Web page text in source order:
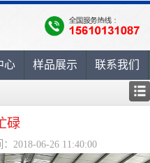
心 样品展示 联系我们
碌
2018-06-26 11:40:00